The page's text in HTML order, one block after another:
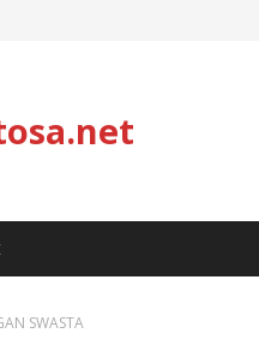
SWASTA